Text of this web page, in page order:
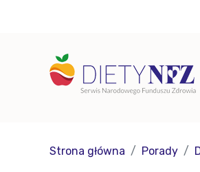
Strona główna Porady